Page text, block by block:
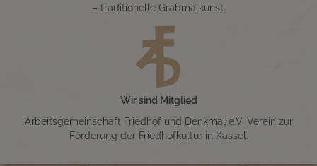
– traditionelle Grabmalkunst.
Wir sind Mitglied
Arbeitsgemeinschaft Friedhof und Denkmal e.V. Verein zur
Förderung der Friedhofkultur in Kassel.